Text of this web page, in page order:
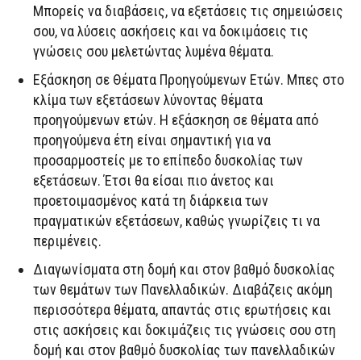
Μπορείς να διαβάσεις, να εξετάσεις τις σημειώσεις
σου, να λύσεις ασκήσεις και να δοκιμάσεις τις
γνώσεις σου μελετώντας λυμένα θέματα.
Εξάσκηση σε Θέματα Προηγούμενων Ετών. Μπες στο
κλίμα των εξετάσεων λύνοντας θέματα
προηγούμενων ετών. Η εξάσκηση σε θέματα από
προηγούμενα έτη είναι σημαντική για να
προσαρμοστείς με το επίπεδο δυσκολίας των
εξετάσεων. Έτσι θα είσαι πιο άνετος και
προετοιμασμένος κατά τη διάρκεια των
πραγματικών εξετάσεων, καθώς γνωρίζεις τι να
περιμένεις.
Διαγωνίσματα στη δομή και στον βαθμό δυσκολίας
των θεμάτων των Πανελλαδικών. Διαβάζεις ακόμη
περισσότερα θέματα, απαντάς στις ερωτήσεις και
στις ασκήσεις και δοκιμάζεις τις γνώσεις σου στη
δομή και στον βαθμό δυσκολίας των πανελλαδικών